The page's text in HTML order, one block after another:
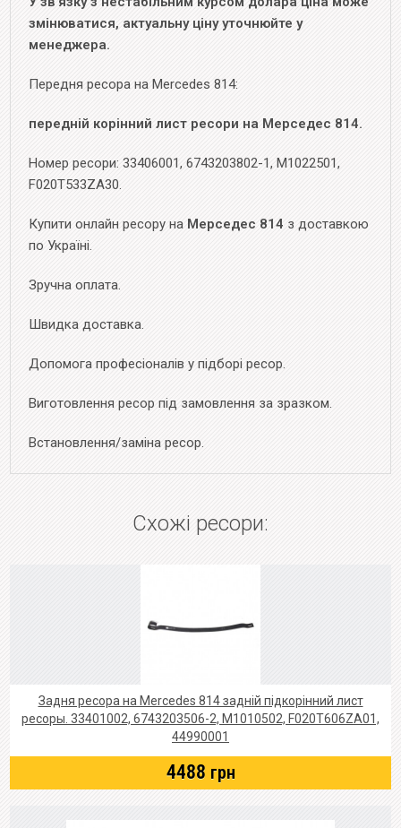
змінюватися, актуальну ціну уточнюйте у
менеджера.
Передня ресора на Mercedes 814:
передній корінний лист ресори на Мерседес 814.
Номер ресори: 33406001, 6743203802-1, M1022501,
F020T533ZA30.
Купити онлайн ресору на Мерседес 814 з доставкою
по Україні.
Зручна оплата.
Швидка доставка.
Допомога професіоналів у підборі ресор.
Виготовлення ресор під замовлення за зразком.
Встановлення/заміна ресор.
Схожі ресори:
Задня ресора на Mercedes 814 задній підкорінний лист
ресоры. 33401002, 6743203506-2, M1010502, F020T606ZA01,
44990001
4488 грн